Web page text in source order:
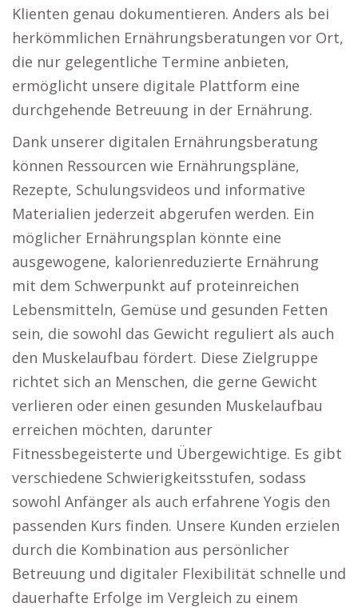
Klienten genau dokumentieren. Anders als bei
herkömmlichen Ernährungsberatungen vor Ort,
die nur gelegentliche Termine anbieten,
ermöglicht unsere digitale Plattform eine
durchgehende Betreuung in der Ernährung.
Dank unserer digitalen Ernährungsberatung
können Ressourcen wie Ernährungspläne,
Rezepte, Schulungsvideos und informative
Materialien jederzeit abgerufen werden. Ein
möglicher Ernährungsplan könnte eine
ausgewogene, kalorienreduzierte Ernährung
mit dem Schwerpunkt auf proteinreichen
Lebensmitteln, Gemüse und gesunden Fetten
sein, die sowohl das Gewicht reguliert als auch
den Muskelaufbau fördert. Diese Zielgruppe
richtet sich an Menschen, die gerne Gewicht
verlieren oder einen gesunden Muskelaufbau
erreichen möchten, darunter
Fitnessbegeisterte und Übergewichtige. Es gibt
verschiedene Schwierigkeitsstufen, sodass
sowohl Anfänger als auch erfahrene Yogis den
passenden Kurs finden. Unsere Kunden erzielen
durch die Kombination aus persönlicher
Betreuung und digitaler Flexibilität schnelle und
dauerhafte Erfolge im Vergleich zu einem